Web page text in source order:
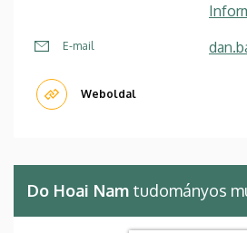
E-mail
Weboldal
Do Hoai Nam tudományos